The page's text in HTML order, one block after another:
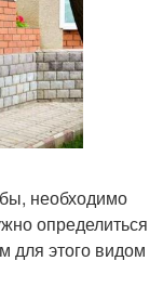
необходимо
определиться
для этого видом